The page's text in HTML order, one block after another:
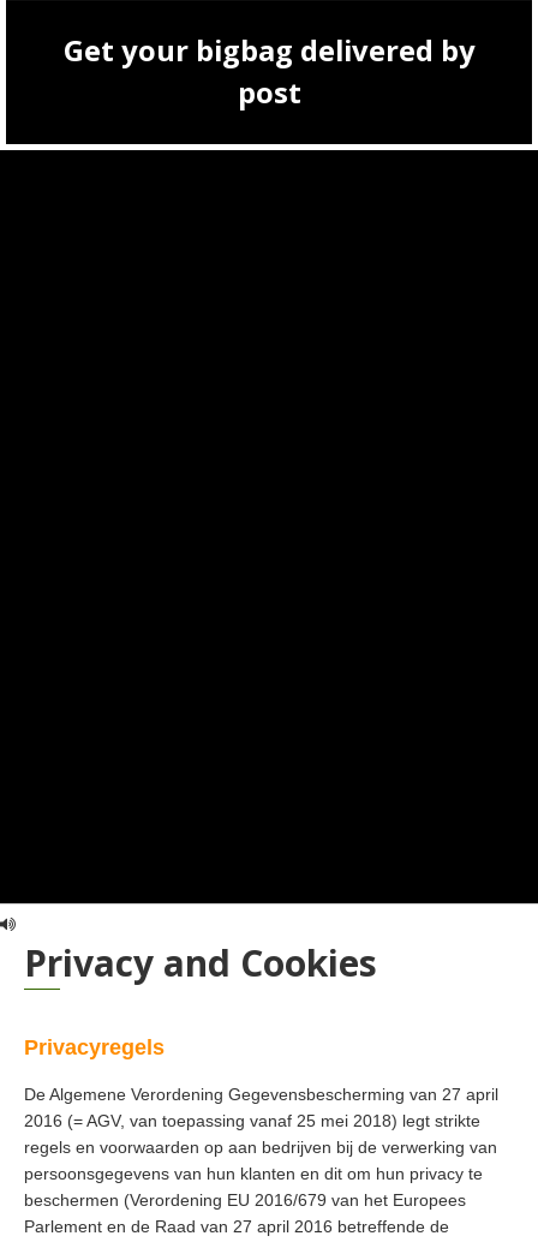
Get your bigbag delivered by
post
Privacy and Cookies
Privacyregels
De Algemene Verordening Gegevensbescherming van 27 april
2016 (= AGV, van toepassing vanaf 25 mei 2018) legt strikte
regels en voorwaarden op aan bedrijven bij de verwerking van
persoonsgegevens van hun klanten en dit om hun privacy te
beschermen (Verordening EU 2016/679 van het Europees
Parlement en de Raad van 27 april 2016 betreffende de